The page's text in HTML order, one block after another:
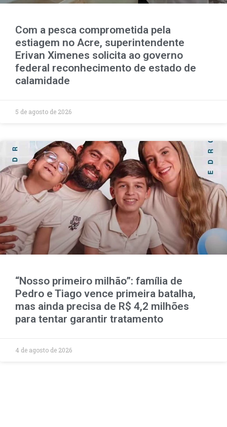
Com a pesca comprometida pela
estiagem no Acre, superintendente
Erivan Ximenes solicita ao governo
federal reconhecimento de estado de
calamidade
5 de agosto de 2026
“Nosso primeiro milhão”: família de
Pedro e Tiago vence primeira batalha,
mas ainda precisa de R$ 4,2 milhões
para tentar garantir tratamento
4 de agosto de 2026